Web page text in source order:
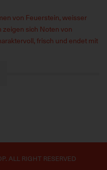
von Feuerstein, weisser
zeigen sich Noten von
frisch und endet mit
ALL RIGHT RESERVED